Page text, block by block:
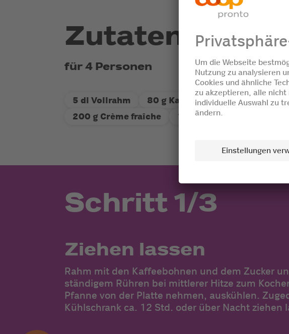
Zutaten
für 4 Personen
5 dl Vollrahm 80 g Kaffeebohnen
80 g
200 g Crème fraîche
100 g Nuss-Mix
Schritt 1/3
Ziehen lassen
Rahm mit den Kaffeebohnen und dem Zucker
ständigem Rühren bei mittlerer Hitze zum
Pfanne von der Platte nehmen, auskühlen.
Kühlschrank ca. 12 Std. oder über Nacht ziehen